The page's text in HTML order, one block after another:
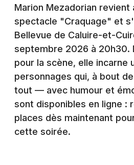
Soirées
Sorties famille
Expos
Sorties & loisirs
Humour dans le Rhône
Humour en Rhône-Alpes
Strasbourg
Toulouse
Toutes les villes
Marion Mezadorian revient
spectacle "Craquage" et
Bellevue de Caluire-et-
septembre 2026 à 20h30.
pour la scène, elle incarne
personnages qui, à bout
tout — avec humour et
sont disponibles en ligne :
places dès maintenant
cette soirée.